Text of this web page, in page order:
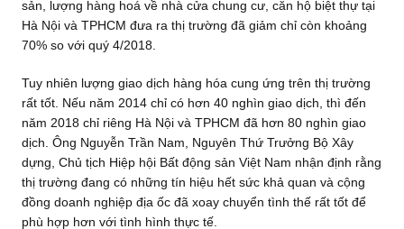
sản, lượng hàng hoá về nhà cửa chung cư, căn hộ biệt thự tại
Hà Nội và TPHCM đưa ra thị trường đã giảm chỉ còn khoảng
70% so với quý 4/2018.
Tuy nhiên lượng giao dịch hàng hóa cung ứng trên thị trường
rất tốt. Nếu năm 2014 chỉ có hơn 40 nghìn giao dịch, thì đến
năm 2018 chỉ riêng Hà Nội và TPHCM đã hơn 80 nghìn giao
dịch. Ông Nguyễn Trần Nam, Nguyên Thứ Trưởng Bộ Xây
dựng, Chủ tịch Hiệp hội Bất động sản Việt Nam nhận định rằng
thị trường đang có những tín hiệu hết sức khả quan và cộng
đồng doanh nghiệp địa ốc đã xoay chuyển tình thế rất tốt để
phù hợp hơn với tình hình thực tế.